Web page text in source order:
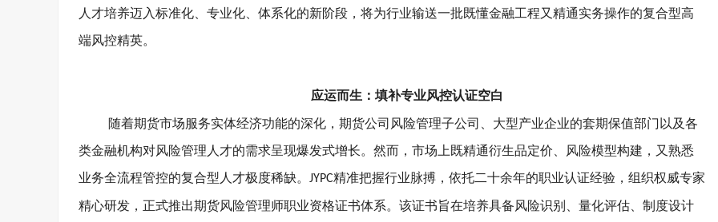
人才培养迈入标准化、专业化、体系化的新阶段，将为行业输送一批既懂金融工程又精通实务操作的复合型高
端风控精英。
应运而生：填补专业风控认证空白
随着期货市场服务实体经济功能的深化，期货公司风险管理子公司、大型产业企业的套期保值部门以及各
类金融机构对风险管理人才的需求呈现爆发式增长。然而，市场上既精通衍生品定价、风险模型构建，又熟悉
业务全流程管控的复合型人才极度稀缺。 JYPC精准把握行业脉搏，依托二十余年的职业认证经验，组织权威专家
精心研发，正式推出期货风险管理师职业资格证书体系。该证书旨在培养具备风险识别、量化评估、制度设计